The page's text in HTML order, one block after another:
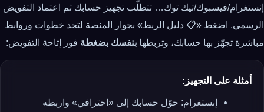
إنستغرام/فيسبوك/تيك توك… تتطلّب تجهيز حسابك ثم اعتماد التفويض
الرسمي. اضغط «📋 دليل الربط» بجوار المنصة لتجد خطوات وروابط
مباشرة تجهّز بها حسابك، وتربطها بنفسك بضغطة فور إتاحة التفويض:
أمثلة على التجهيز:
إنستغرام: حوّل حسابك إلى «احترافي» واربطه